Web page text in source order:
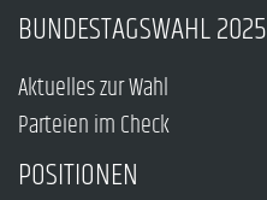
BUNDESTAGSWAHL 2025
Aktuelles zur Wahl
Parteien im Check
POSITIONEN